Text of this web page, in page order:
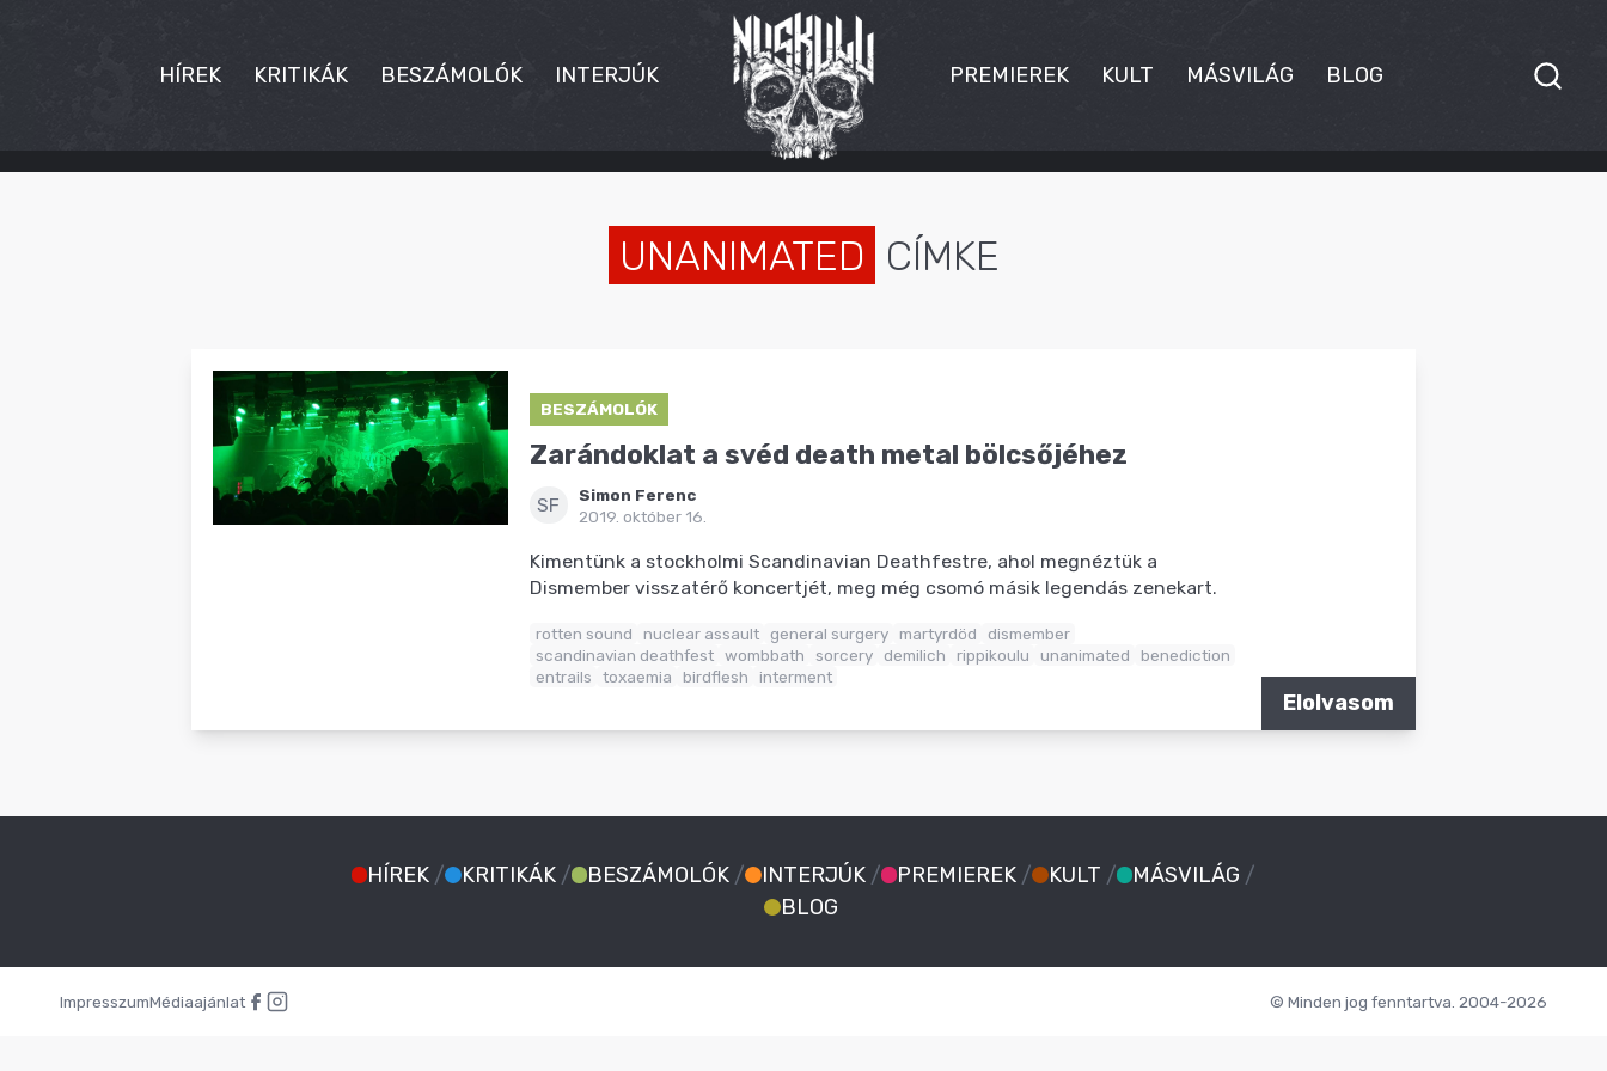
HÍREK KRITIKÁK BESZÁMOLÓK INTERJÚK PREMIEREK KULT MÁSVILÁG BLOG
HÍREK
UNANIMATED CÍMKE
BESZÁMOLÓK
Zarándoklat a svéd death metal bölcsőjéhez
SF
Simon Ferenc
2019. október 16.
Kimentünk a stockholmi Scandinavian Deathfestre, ahol megnéztük a
Dismember visszatérő koncertjét, meg még csomó másik legendás zenekart.
rotten sound nuclear assault general surgery martyrdöd
dismember
scandinavian deathfest wombbath sorcery demilich rippikoulu unanimated
benediction
entrails
toxaemia birdflesh interment
Elolvasom
HÍREK / KRITIKÁK / BESZÁMOLÓK / INTERJÚK / PREMIEREK / KULT / MÁSVILÁG /
BLOG
ImpresszumMédiaajánlat © Minden jog fenntartva. 2004-2026